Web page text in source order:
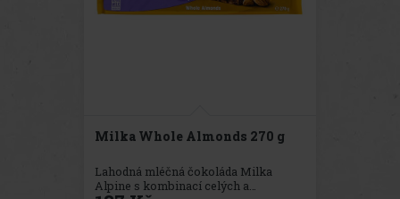
Milka Whole Almonds 270 g
Lahodná mléčná čokoláda Milka
Alpine s kombinací celých a